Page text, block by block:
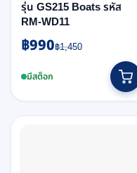
รุ่น GS215 Boats รหัส
RM-WD11
฿1,450
Original
was:
฿990
Current
is:มีสต็อก